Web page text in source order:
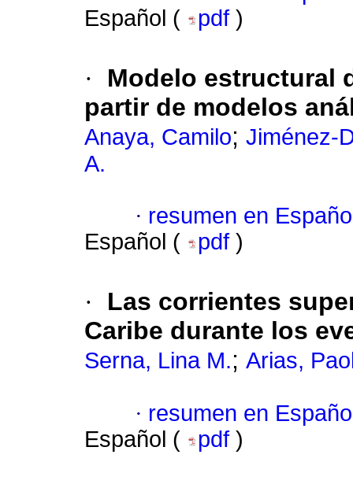
Español (
pdf )
·
Modelo estructural
partir de modelos
Anaya, Camilo; Jiménez-
A.
· resumen en
Español (
pdf )
·
Las corrientes
Caribe durante los
Serna, Lina M.; Arias,
· resumen en
Español (
pdf )